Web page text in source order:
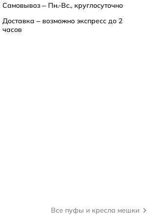
Самовывоз – Пн.-Вс., круглосуточно
Доставка – возможно экспресс до 2
часов
Все пуфы и кресла мешки